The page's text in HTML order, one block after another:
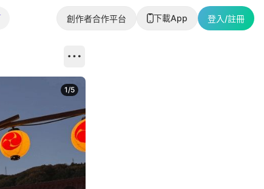
創作者合作平台 下載App 登入/註冊
1/5